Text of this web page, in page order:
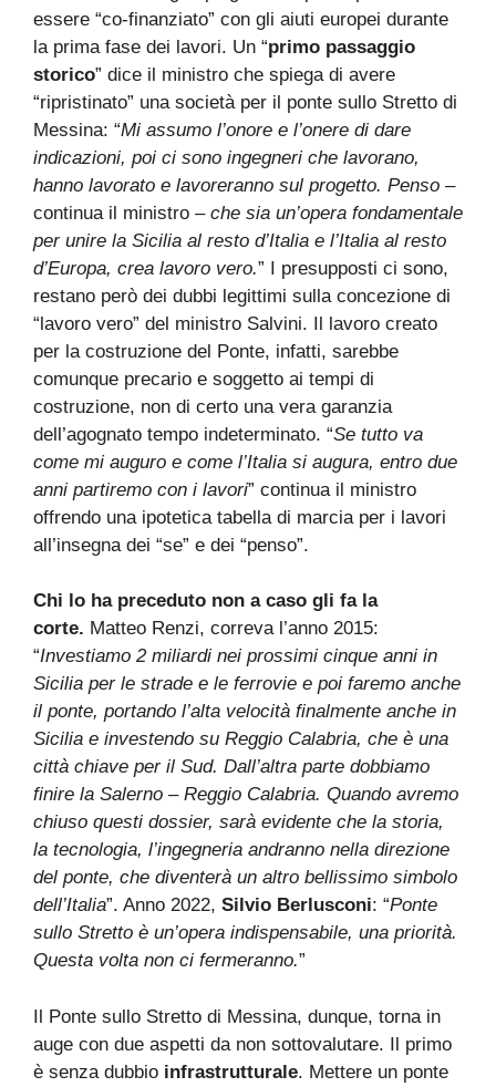
essere “co-finanziato” con gli aiuti europei durante
la prima fase dei lavori. Un “primo passaggio
storico” dice il ministro che spiega di avere
“ripristinato” una società per il ponte sullo Stretto di
Messina: “Mi assumo l’onore e l’onere di dare
indicazioni, poi ci sono ingegneri che lavorano,
hanno lavorato e lavoreranno sul progetto. Penso –
continua il ministro – che sia un’opera fondamentale
per unire la Sicilia al resto d’Italia e l’Italia al resto
d’Europa, crea lavoro vero.” I presupposti ci sono,
restano però dei dubbi legittimi sulla concezione di
“lavoro vero” del ministro Salvini. Il lavoro creato
per la costruzione del Ponte, infatti, sarebbe
comunque precario e soggetto ai tempi di
costruzione, non di certo una vera garanzia
dell’agognato tempo indeterminato. “Se tutto va
come mi auguro e come l’Italia si augura, entro due
anni partiremo con i lavori” continua il ministro
offrendo una ipotetica tabella di marcia per i lavori
all’insegna dei “se” e dei “penso”.
Chi lo ha preceduto non a caso gli fa la
corte. Matteo Renzi, correva l’anno 2015:
“Investiamo 2 miliardi nei prossimi cinque anni in
Sicilia per le strade e le ferrovie e poi faremo anche
il ponte, portando l’alta velocità finalmente anche in
Sicilia e investendo su Reggio Calabria, che è una
città chiave per il Sud. Dall’altra parte dobbiamo
finire la Salerno – Reggio Calabria. Quando avremo
chiuso questi dossier, sarà evidente che la storia,
la tecnologia, l’ingegneria andranno nella direzione
del ponte, che diventerà un altro bellissimo simbolo
dell’Italia”. Anno 2022, Silvio Berlusconi: “Ponte
sullo Stretto è un’opera indispensabile, una priorità.
Questa volta non ci fermeranno.”
Il Ponte sullo Stretto di Messina, dunque, torna in
auge con due aspetti da non sottovalutare. Il primo
è senza dubbio infrastrutturale. Mettere un ponte